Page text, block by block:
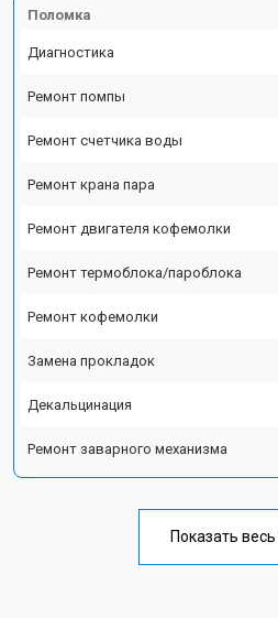
Поломка
Диагностика
Ремонт помпы
Ремонт счетчика воды
Ремонт крана пара
Ремонт двигателя кофемолки
Ремонт термоблока/пароблока
Ремонт кофемолки
Замена прокладок
Декальцинация
Ремонт заварного механизма
Показать